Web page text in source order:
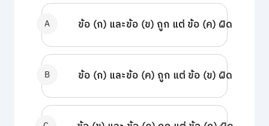
A ข้อ (ก) และข้อ (ข) ถูก แต่ ข้อ (ค) ผิด
B ข้อ (ก) และข้อ (ค) ถูก แต่ ข้อ (ข) ผิด